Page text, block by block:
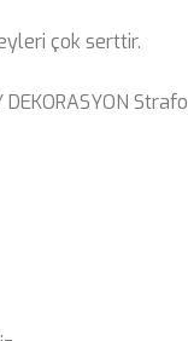
çok serttir.